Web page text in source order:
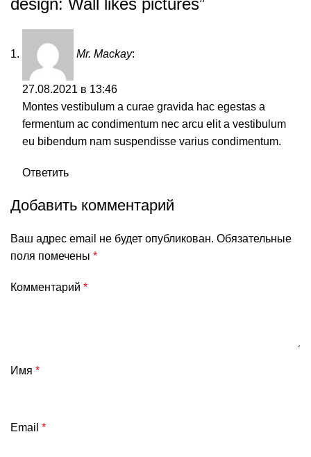
design: Wall likes pictures”
Mr. Mackay:
27.08.2021 в 13:46
Montes vestibulum a curae gravida hac egestas a
fermentum ac condimentum nec arcu elit a vestibulum
eu bibendum nam suspendisse varius condimentum.
Ответить
Добавить комментарий
Ваш адрес email не будет опубликован. Обязательные
поля помечены *
Комментарий *
Имя *
Email *